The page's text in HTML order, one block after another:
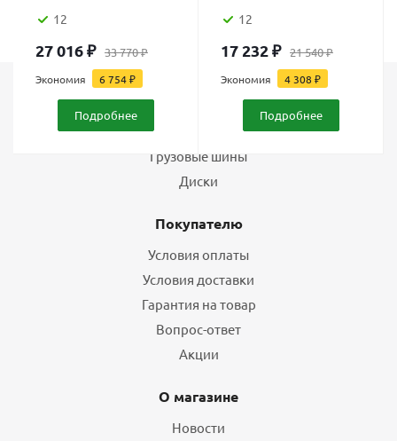
12
27 016₽ 33 770₽
Экономия 6 754₽
Подробнее
12
17 232 ₽ 21 540₽
Экономия 4 308 ₽
Подробнее
Грузовые шины
Диски
Покупателю
Условия оплаты
Условия доставки
Гарантия на товар
Вопрос-ответ
Акции
О магазине
Новости